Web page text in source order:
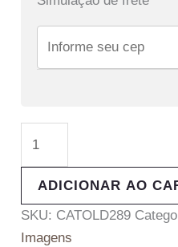
ADICIONAR AO
SKU: CATOLD289
Imagens